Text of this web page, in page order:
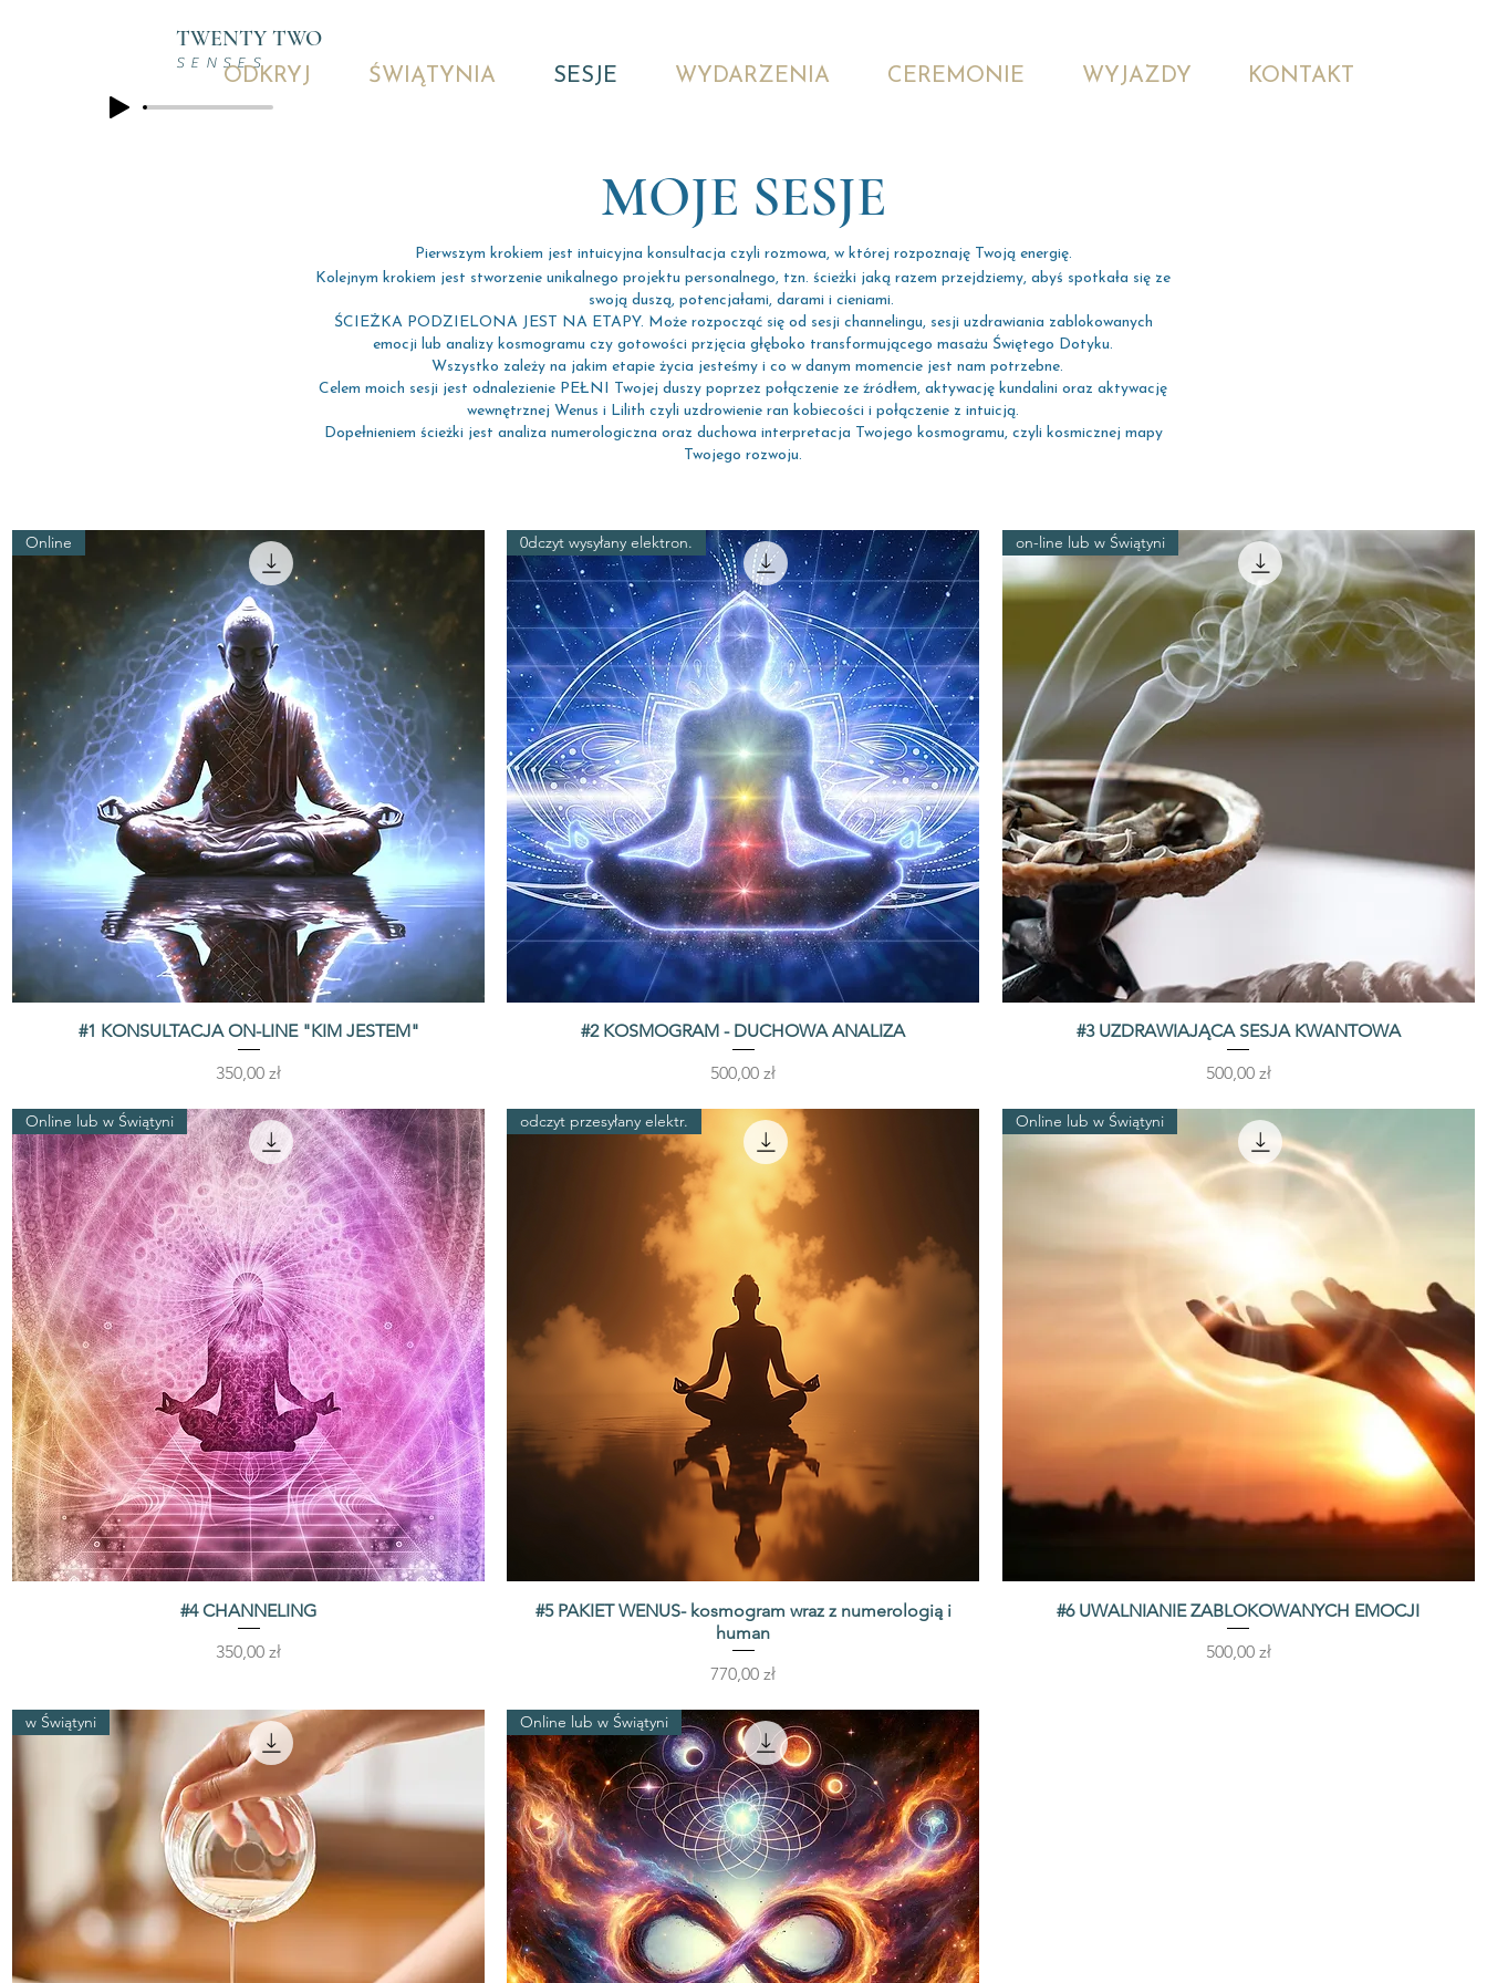
TWENTY TWO
SENSES
ODKRYJ ŚWIĄTYNIA SESJE WYDARZENIA CEREMONIE WYJAZDY KONTAKT
MOJE SESJE
Pierwszym krokiem jest intuicyjna konsultacja czyli rozmowa, w której rozpoznaję Twoją energię.
Kolejnym krokiem jest stworzenie unikalnego projektu personalnego, tzn. ścieżki jaką razem przejdziemy, abyś spotkała się ze
swoją duszą, potencjałami, darami i cieniami.
ŚCIEŻKA PODZIELONA JEST NA ETAPY. Może rozpocząć się od sesji channelingu, sesji uzdrawiania zablokowanych
emocji lub analizy kosmogramu czy gotowości przjęcia głęboko transformującego masażu Świętego Dotyku.
Wszystko zależy na jakim etapie życia jesteśmy i co w danym momencie jest nam potrzebne.
Celem moich sesji jest odnalezienie PEŁNI Twojej duszy poprzez połączenie ze źródłem, aktywację kundalini oraz aktywację
wewnętrznej Wenus i Lilith czyli uzdrowienie ran kobiecości i połączenie z intuicją.
Dopełnieniem ścieżki jest analiza numerologiczna oraz duchowa interpretacja Twojego kosmogramu, czyli kosmicznej mapy
Twojego rozwoju.
Podgląd
Online
#1 KONSULTACJA ON-LINE "KIM JESTEM"
Cena
350,00 zł
Podgląd
0dczyt wysyłany elektron.
#2 KOSMOGRAM - DUCHOWA ANALIZA
Cena
500,00 zł
Podgląd
on-line lub w Świątyni
#3 UZDRAWIAJĄCA SESJA KWANTOWA
Cena
500,00 zł
Podgląd
Online lub w Świątyni
#4 CHANNELING
Cena
350,00 zł
Podgląd
odczyt przesyłany elektr.
#5 PAKIET WENUS- kosmogram wraz z numerologią i
human
Cena
770,00 zł
Podgląd
Online lub w Świątyni
#6 UWALNIANIE ZABLOKOWANYCH EMOCJI
Cena
500,00 zł
w Świątyni Online lub w Świątyni